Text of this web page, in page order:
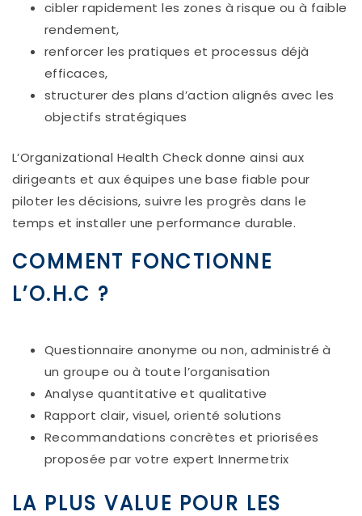
cibler rapidement les zones à risque ou à faible
rendement,
renforcer les pratiques et processus déjà
efficaces,
structurer des plans d’action alignés avec les
objectifs stratégiques
L’Organizational Health Check donne ainsi aux
dirigeants et aux équipes une base fiable pour
piloter les décisions, suivre les progrès dans le
temps et installer une performance durable.
COMMENT FONCTIONNE
L’O.H.C ?
Questionnaire anonyme ou non, administré à
un groupe ou à toute l’organisation
Analyse quantitative et qualitative
Rapport clair, visuel, orienté solutions
Recommandations concrètes et priorisées
proposée par votre expert Innermetrix
LA PLUS VALUE POUR LES